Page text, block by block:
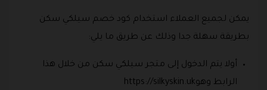
يمكن لجميع العملاء استخدام كود خصم سيلكي سكن
بطريقة سهلة جدا وذلك عن طريق ما يلي:
أولا يتم الدخول إلى متجر سيلكي سكن من خلال هذا
الرابط وهوhttps://silkyskin.uk